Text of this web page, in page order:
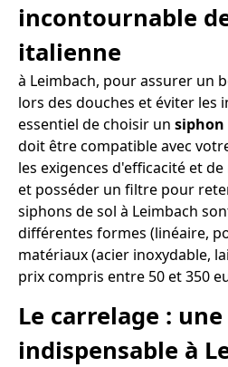
incontournable
italienne
à Leimbach, pour assurer un
lors des douches et éviter les
essentiel de choisir un siphon
doit être compatible avec
les exigences d'efficacité et
et posséder un filtre pour
siphons de sol à Leimbach
différentes formes (linéaire,
matériaux (acier inoxydable,
prix compris entre 50 et 350
Le carrelage :
indispensable à